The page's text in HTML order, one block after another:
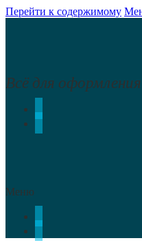
Перейти к содержимому
Всё для
Меню